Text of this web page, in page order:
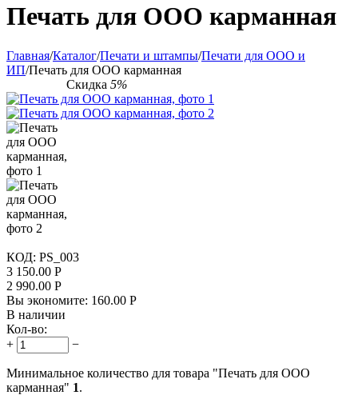
Печать для ООО карманная
Главная/Каталог/Печати и штампы/Печати для ООО и
ИП/Печать для ООО карманная
Скидка 5%
КОД: PS_003
3 150.00 Р
2 990.00 Р
Вы экономите: 160.00 Р
В наличии
Кол-во:
+
−
Минимальное количество для товара "Печать для ООО
карманная" 1.